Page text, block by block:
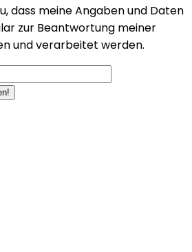
dass meine Angaben und Daten
zur Beantwortung meiner
und verarbeitet werden.